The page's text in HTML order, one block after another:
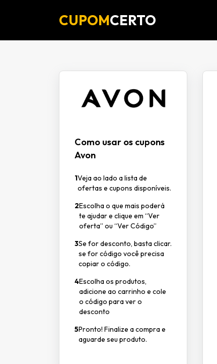
CUPOMCERTO
Como usar os cupons
Avon
1Veja ao lado a lista de
ofertas e cupons disponíveis.
2Escolha o que mais poderá
te ajudar e clique em “Ver
oferta” ou “Ver Código”
3Se for desconto, basta clicar.
se for código você precisa
copiar o código.
4Escolha os produtos,
adicione ao carrinho e cole
o código para ver o
desconto
5Pronto! Finalize a compra e
aguarde seu produto.